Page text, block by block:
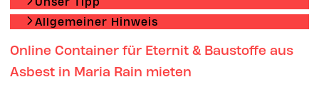
Allgemeiner Hinweis
Online Container für Eternit & Baustoffe aus
Asbest in Maria Rain mieten